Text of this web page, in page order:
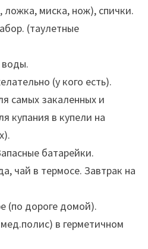
миска, нож), спички.
(таулетные
(у кого есть).
самых закаленных и
купания в купели на
батарейки.
чай в термосе. Завтрак на
(по дороге домой).
в герметичном